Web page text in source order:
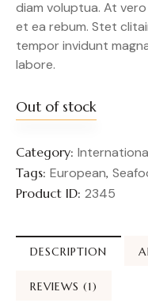
diam voluptua. At
et ea rebum. Stet
tempor invidunt
labore.
Out of stock
Category:
Tags: European,
Product ID: 2345
DESCRIPTION
REVIEWS (1)